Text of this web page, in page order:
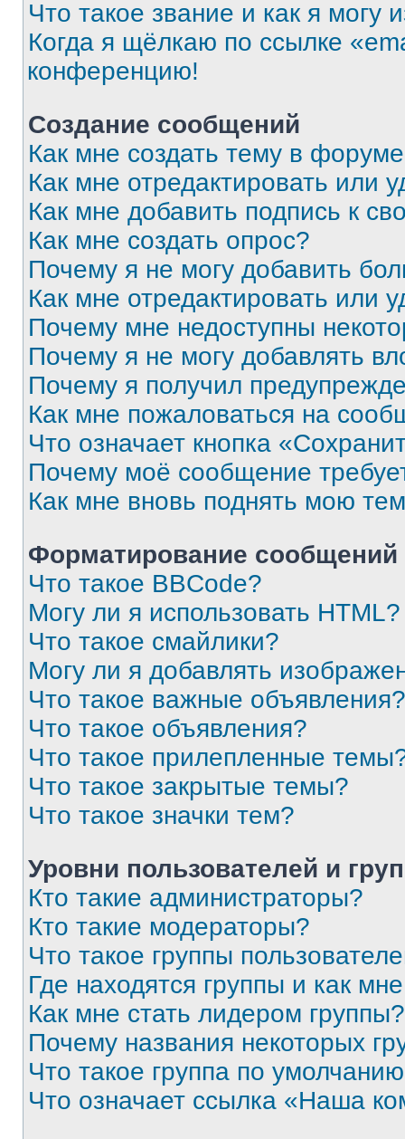
Что такое звание и как я могу
Когда я щёлкаю по ссылке
конференцию!
Создание сообщений
Как мне создать тему в
Как мне отредактировать или
Как мне добавить подпись к
Как мне создать опрос?
Почему я не могу добавить
Как мне отредактировать или
Почему мне недоступны
Почему я не могу добавлять
Почему я получил
Как мне пожаловаться на
Что означает кнопка
Почему моё сообщение
Как мне вновь поднять мою
Форматирование
Что такое BBCode?
Могу ли я использовать HTML?
Что такое смайлики?
Могу ли я добавлять
Что такое важные объявления?
Что такое объявления?
Что такое прилепленные
Что такое закрытые темы?
Что такое значки тем?
Уровни пользователей и
Кто такие администраторы?
Кто такие модераторы?
Что такое группы
Где находятся группы и как
Как мне стать лидером группы?
Почему названия некоторых
Что такое группа по
Что означает ссылка «Наша